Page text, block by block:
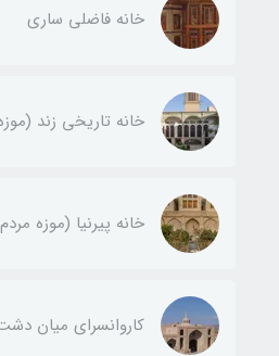
خانه فاضلی ساری
خانه تاریخی زند
خانه پیرنیا (موزه
کاروانسرای میان